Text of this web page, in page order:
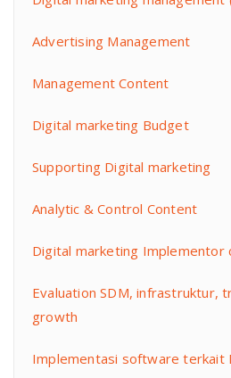
Advertising Management
Management Content
Digital marketing Budget
Supporting Digital marketing
Analytic & Control Content
Digital marketing Implementor
Evaluation SDM, infrastruktur,
growth
Implementasi software terkait